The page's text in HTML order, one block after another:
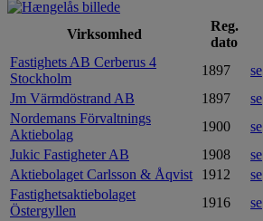
Virksomhed
Reg.
dato
Fastighets AB Cerberus 4
Stockholm
1897
se
Jm Värmdöstrand AB
1897
se
Nordemans Förvaltnings
Aktiebolag
1900
se
Jukic Fastigheter AB
1908
se
Aktiebolaget Carlsson & Åqvist
1912
se
Fastighetsaktiebolaget
Östergyllen
1916
se